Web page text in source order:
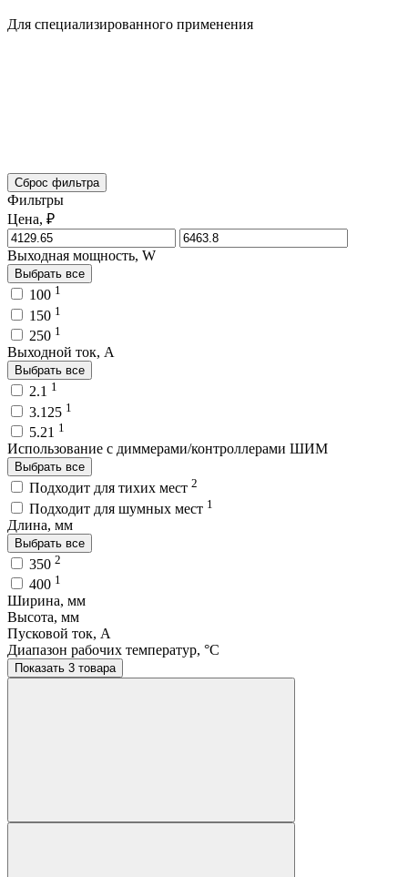
Для специализированного применения
Сброс фильтра
Фильтры
Цена, ₽
Выходная мощность, W
Выбрать все
100 1
150 1
250 1
Выходной ток, A
Выбрать все
2.1 1
3.125 1
5.21 1
Использование с диммерами/контроллерами ШИМ
Выбрать все
Подходит для тихих мест 2
Подходит для шумных мест 1
Длина, мм
Выбрать все
350 2
400 1
Ширина, мм
Высота, мм
Пусковой ток, A
Диапазон рабочих температур, °C
Показать 3 товара